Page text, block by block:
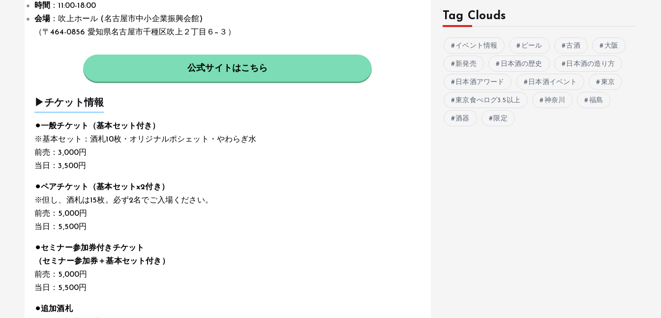
時間 ：11:00-18:00
会場：吹上ホール (名古屋市中小企業振興会館)
（〒464-0856 愛知県名古屋市千種区吹上２丁目６−３）
公式サイトはこちら
▶︎チケット情報
⚫︎一般チケット（基本セット付き）
※基本セット：酒札10枚・オリジナルポシェット・やわらぎ水
前売：3,000円
当日：3,500円
⚫︎ペアチケット（基本セットx2付き）
※但し、酒札は15枚。必ず2名でご入場ください。
前売：5,000円
当日：5,500円
⚫︎セミナー参加券付きチケット
（セミナー参加券＋基本セット付き）
前売：5,000円
当日：5,500円
⚫︎追加酒札
Tag Clouds
イベント情報 ビール 古酒 大阪
新発売 日本酒の歴史 日本酒の造り方
日本酒アワード 日本酒イベント 東京
東京食べログ3.5以上 神奈川 福島
酒器 限定